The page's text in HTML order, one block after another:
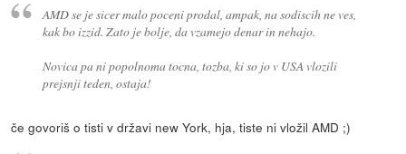
AMD se je sicer malo poceni prodal, ampak, na sodiscih ne ves,
kak bo izzid. Zato je bolje, da vzamejo denar in nehajo.
Novica pa ni popolnoma tocna, tozba, ki so jo v USA vlozili
prejsnji teden, ostaja!
če govoriš o tisti v državi new York, hja, tiste ni vložil AMD ;)